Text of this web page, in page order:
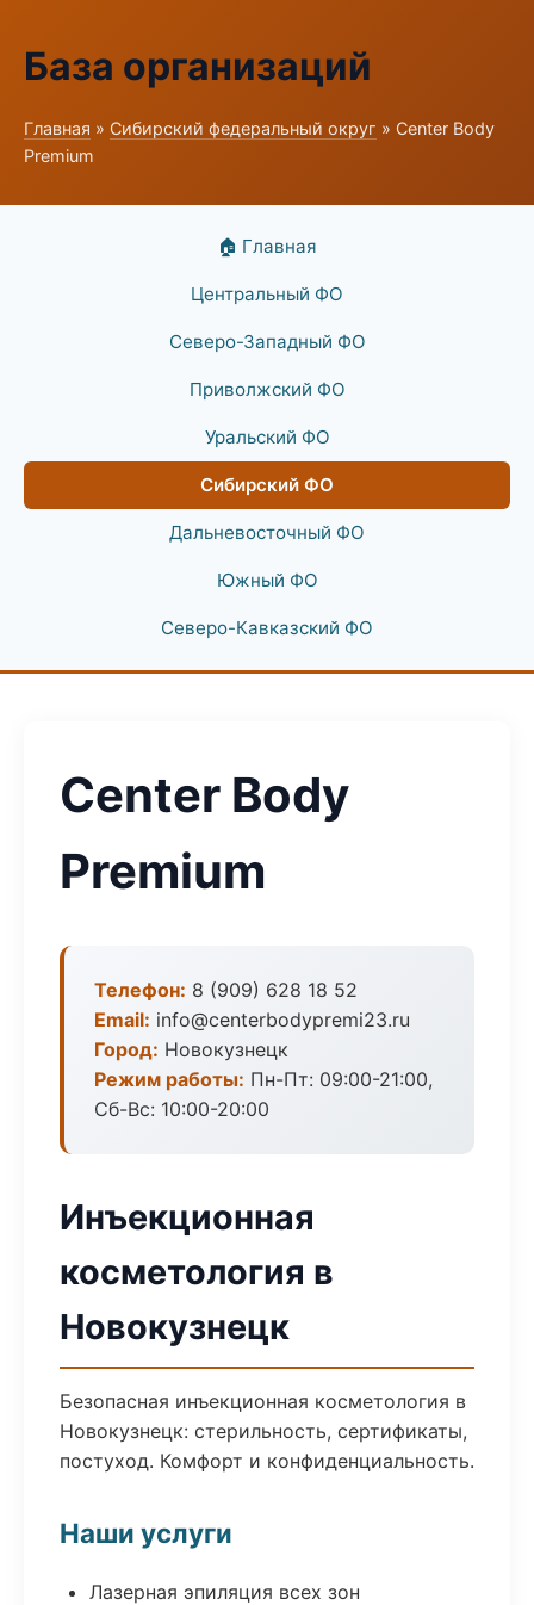
База организаций
Главная » Сибирский федеральный округ » Center Body
Premium
🏠 Главная
Центральный ФО
Северо-Западный ФО
Приволжский ФО
Уральский ФО
Сибирский ФО
Дальневосточный ФО
Южный ФО
Северо-Кавказский ФО
Center Body
Premium
Телефон: 8 (909) 628 18 52
Email: info@centerbodypremi23.ru
Город: Новокузнецк
Режим работы: Пн-Пт: 09:00-21:00,
Сб-Вс: 10:00-20:00
Инъекционная
косметология в
Новокузнецк
Безопасная инъекционная косметология в
Новокузнецк: стерильность, сертификаты,
постуход. Комфорт и конфиденциальность.
Наши услуги
Лазерная эпиляция всех зон